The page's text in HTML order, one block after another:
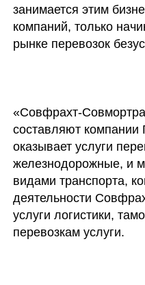
занимается этим
компаний, только
рынке перевозок
«Совфрахт-
составляют
оказывает услуги
железнодорожные, и
видами транспорта,
деятельности
услуги логистики,
перевозкам услуги.